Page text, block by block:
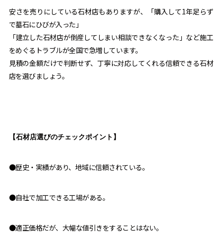
安さを売りにしている石材店もありますが、「購入して1年足らず
で墓石にひびが入った」
「建立した石材店が倒産してしまい相談できなくなった」など施工
をめぐるトラブルが全国で急増しています。
見積の金額だけで判断せず、丁寧に対応してくれる信頼できる石材
店を選びましょう。
【石材店選びのチェックポイント】
●歴史・実績があり、地域に信頼されている。
●自社で加工できる工場がある。
●適正価格だが、大幅な値引きをすることはない。